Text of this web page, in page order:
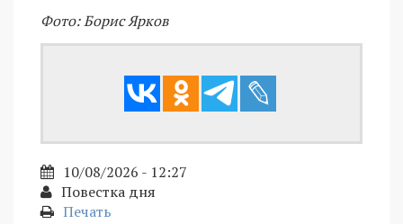
Фото: Борис Ярков
10/08/2026 - 12:27
Повестка дня
Печать